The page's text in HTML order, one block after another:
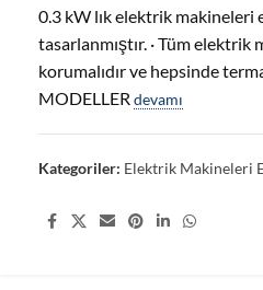
0.3 kW lık elektrik makineleri
tasarlanmıştır. · Tüm elektrik
korumalıdır ve hepsinde
MODELLER devamı
Kategoriler: Elektrik Makineleri
Share: